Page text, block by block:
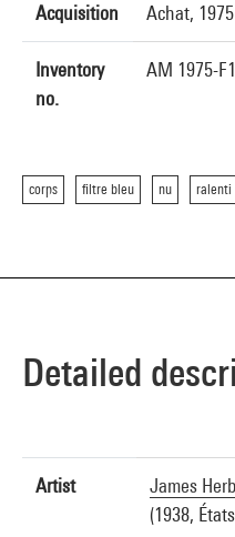
Acquisition Achat, 1975
Inventory
no.
AM 1975-
corps filtre bleu nu ralenti
Detailed
Artist
James
(1938,